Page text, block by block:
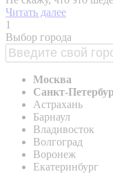
Читать далее
1
Выбор города
Москва
Санкт-
Астрахань
Барнаул
Владивосток
Волгоград
Воронеж
Екатеринбург